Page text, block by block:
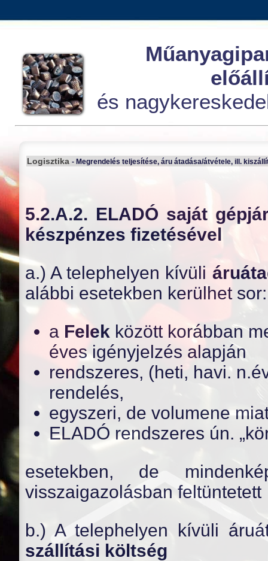
és
Logisztika - Megrendelés teljesítése, áru átadása/átvétele, ill.
5.2.A.2. ELADÓ saját
készpénzes fizetésével
a.) A telephelyen kívüli
alábbi esetekben kerülhet sor:
a Felek között korábban
éves igényjelzés alapján
rendszeres, (heti, havi.
rendelés,
egyszeri, de volumene
ELADÓ rendszeres ún.
esetekben, de
visszaigazolásban
b.) A telephelyen kívüli
szállítási költség